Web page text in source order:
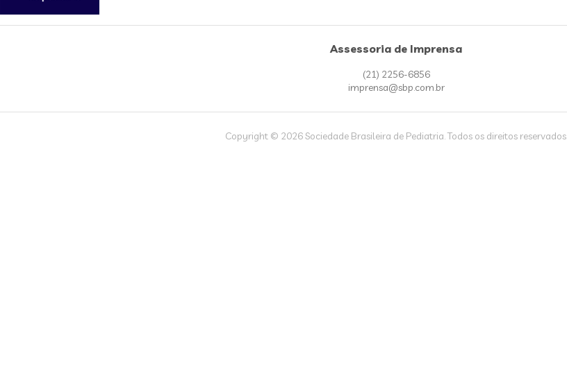
Assessoria de Imprensa
(21) 2256-6856
imprensa@sbp.com.br
Copyright © 2026 Sociedade Brasileira de Pediatria. Todos os direitos reservados.